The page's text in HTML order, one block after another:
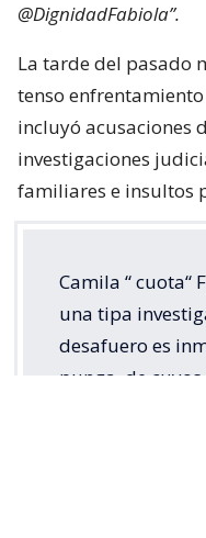
@DignidadFabiola”.
La tarde del pasado
tenso
incluyó acusaciones
investigaciones
familiares e insultos
Camila “ cuota“
una tipa
desafuero es
punga, de